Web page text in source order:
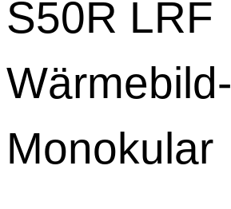
S50R LRF
Wärmebild-
Monokular